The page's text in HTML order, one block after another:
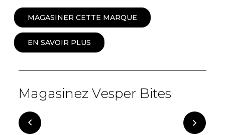
MAGASINER CETTE MARQUE
EN SAVOIR PLUS
Magasinez Vesper Bites